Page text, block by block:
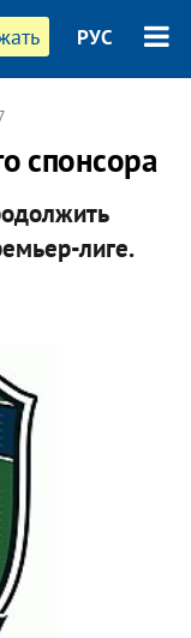
РУС
спонсора
лиге.